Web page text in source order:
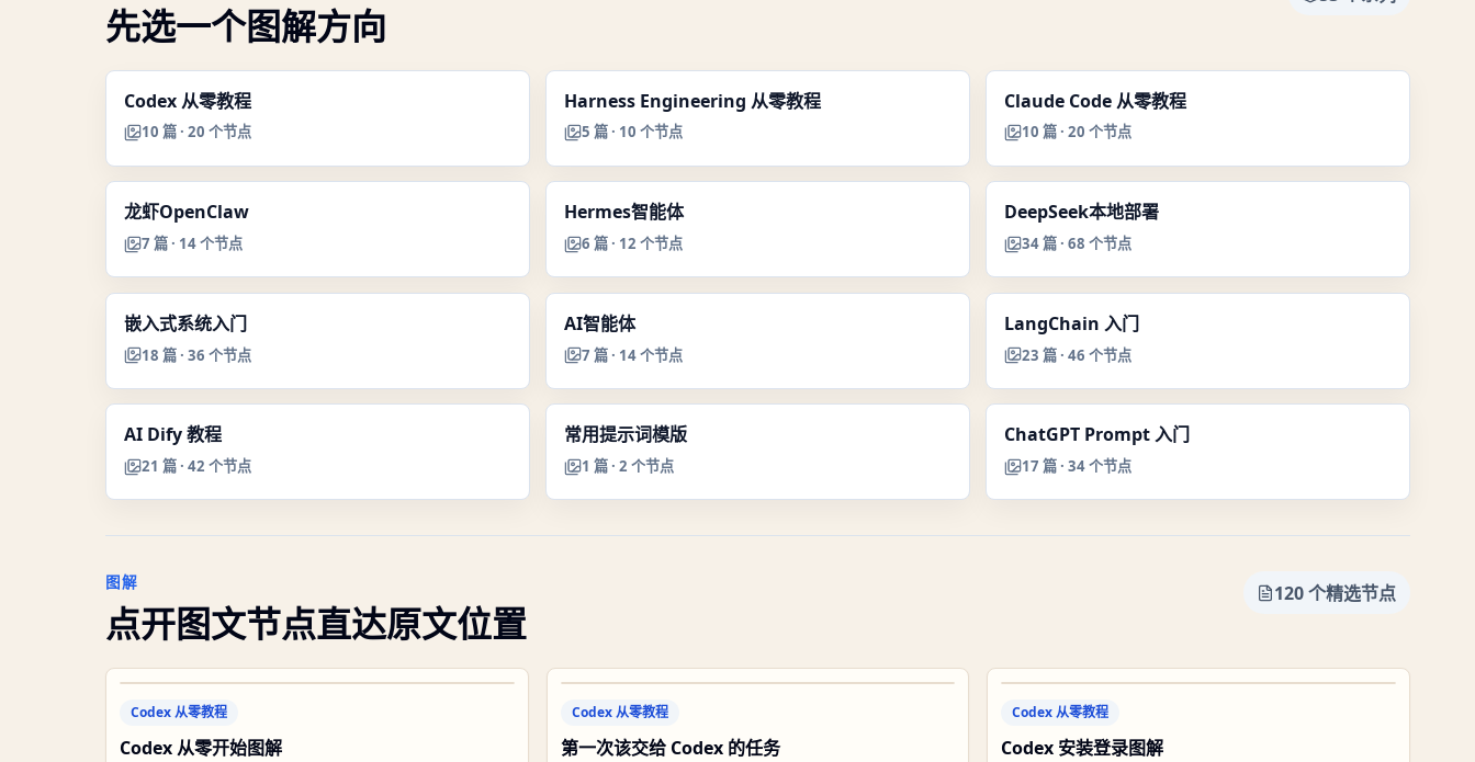
先选一个图解方向
Codex 从零教程
10 篇 · 20 个节点
Harness Engineering 从零教程
5 篇 · 10 个节点
Claude Code 从零教程
10 篇 · 20 个节点
龙虾OpenClaw
7 篇 · 14个节点
Hermes智能体
6 篇 · 12 个节点
DeepSeek本地部署
34篇 · 68 个节点
嵌入式系统入门
18 篇 · 36 个节点
AI智能体
7 篇 · 14个节点
LangChain 入门
23 篇 · 46 个节点
AI Dify 教程
21 篇 · 42 个节点
常用提示词模版
1 篇 · 2 个节点
ChatGPT Prompt 入门
17 篇 · 34个节点
图解
点开图文节点直达原文位置
120个精选节点
Codex 从零教程
Codex 从零开始图解
Codex 从零教程
第一次该交给 Codex 的任务
Codex 从零教程
Codex 安装登录图解